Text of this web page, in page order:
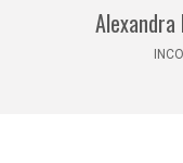
Alexandra